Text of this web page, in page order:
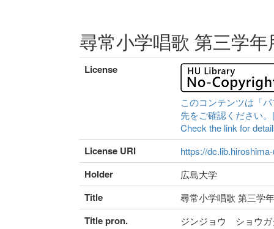
尋常小学唱歌 第三学年
License
このコンテンツは「
先をご確認ください
Check the link for
License URI https://
Holder 広島大学
Title 尋常小学唱歌 第三学
Title pron. ジンジョウ ショウ